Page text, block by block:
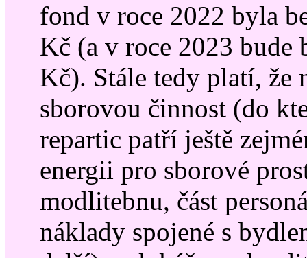
fond v roce 2022 byla
Kč (a v roce 2023 bude
Kč). Stále tedy platí, že
sborovou činnost (do
repartic patří ještě
energii pro sborové
modlitebnu, část
náklady spojené s